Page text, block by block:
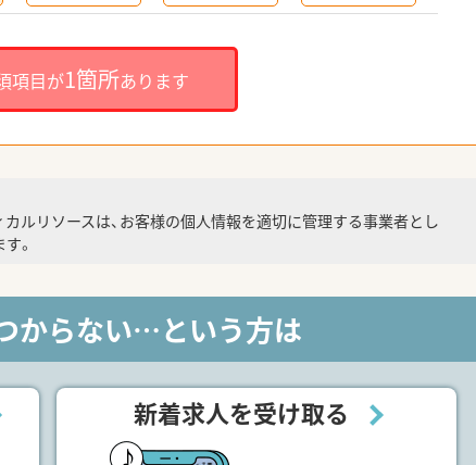
項目が1箇所あります
カルリソースは、お客様の個人情報を適切に管理する事業者とし
。
からない…という方は
新着求人を受け取る